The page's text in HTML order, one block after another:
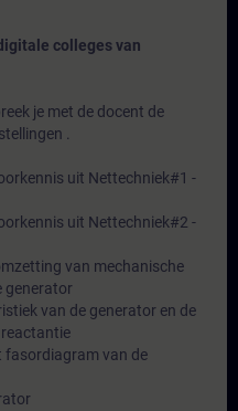
colleges van
je met de docent de
.
uit Nettechniek#1 -
uit Nettechniek#2 -
van mechanische
generator
van de generator en de
fasordiagram van de